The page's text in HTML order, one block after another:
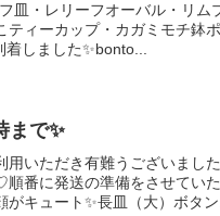
・レリーフオーバル・リム
ティーカップ・カガミモチ鉢
しました✨bonto...
まで✨
いただき有難うございまし
番に発送の準備をさせてい
キュート✨長皿（大）ボタン